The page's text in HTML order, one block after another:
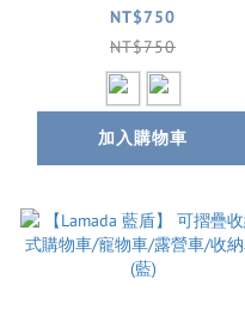
袋/摺疊袋/衣物袋/旅
行收納袋(2色可選)
NT$750
NT$750
加入購物車